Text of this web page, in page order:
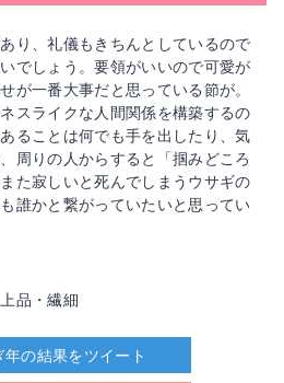
り、礼儀もきちんとしているので
でしょう。要領がいいので可愛が
が一番大事だと思っている節が。
スライクな人間関係を構築するの
ることは何でも手を出したり、気
周りの人からすると「掴みどころ
た寂しいと死んでしまうウサギの
誰かと繋がっていたいと思ってい
品・繊細
年の結果をツイート